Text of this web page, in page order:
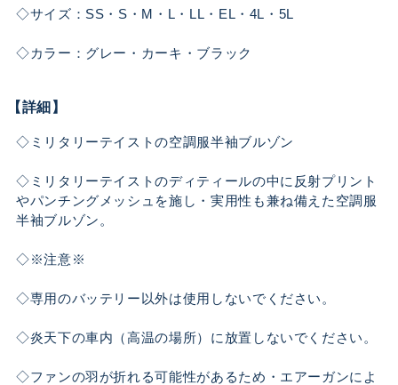
◇サイズ：SS・S・M・L・LL・EL・4L・5L
◇カラー：グレー・カーキ・ブラック
【詳細】
◇ミリタリーテイストの空調服半袖ブルゾン
◇ミリタリーテイストのディティールの中に反射プリント
やパンチングメッシュを施し・実用性も兼ね備えた空調服
半袖ブルゾン。
◇※注意※
◇専用のバッテリー以外は使用しないでください。
◇炎天下の車内（高温の場所）に放置しないでください。
◇ファンの羽が折れる可能性があるため・エアーガンによ